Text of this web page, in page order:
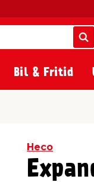
Bil & Fritid
Heco